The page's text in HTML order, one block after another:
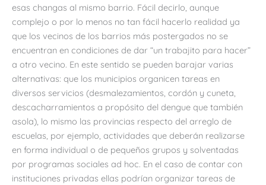
esas changas al mismo barrio. Fácil decirlo, aunque
complejo o por lo menos no tan fácil hacerlo realidad ya
que los vecinos de los barrios más postergados no se
encuentran en condiciones de dar “un trabajito para hacer”
a otro vecino. En este sentido se pueden barajar varias
alternativas: que los municipios organicen tareas en
diversos servicios (desmalezamientos, cordón y cuneta,
descacharramientos a propósito del dengue que también
asola), lo mismo las provincias respecto del arreglo de
escuelas, por ejemplo, actividades que deberán realizarse
en forma individual o de pequeños grupos y solventadas
por programas sociales ad hoc. En el caso de contar con
instituciones privadas ellas podrían organizar tareas de